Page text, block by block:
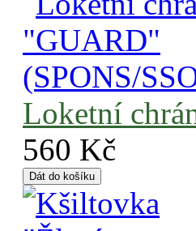
Loketní
560 Kč